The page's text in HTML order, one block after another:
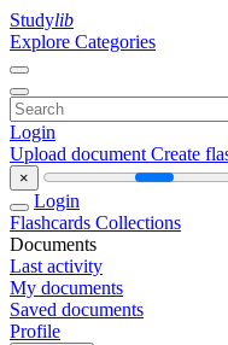
Studylib
Explore Categories
Login
Upload document Create
×
Login
Flashcards Collections
Documents
Last activity
My documents
Saved documents
Profile